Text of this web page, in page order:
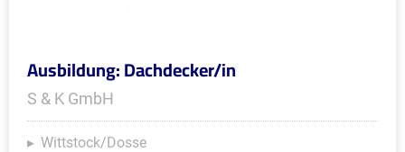
Ausbildung: Dachdecker/in
S & K GmbH
Wittstock/Dosse